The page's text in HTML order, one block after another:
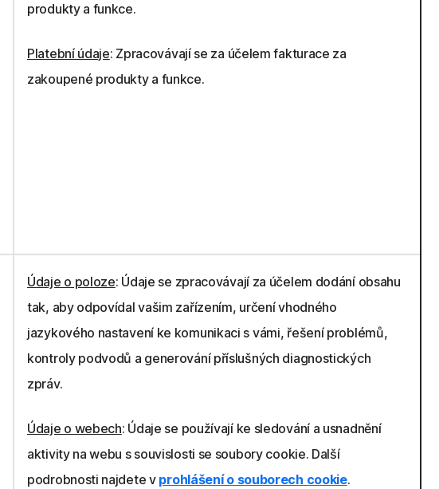
produkty a funkce.
Platební údaje: Zpracovávají se za účelem fakturace za
zakoupené produkty a funkce.
Údaje o poloze: Údaje se zpracovávají za účelem dodání obsahu
tak, aby odpovídal vašim zařízením, určení vhodného
jazykového nastavení ke komunikaci s vámi, řešení problémů,
kontroly podvodů a generování příslušných diagnostických
zpráv.
Údaje o webech: Údaje se používají ke sledování a usnadnění
aktivity na webu s souvislosti se soubory cookie. Další
podrobnosti najdete v prohlášení o souborech cookie.